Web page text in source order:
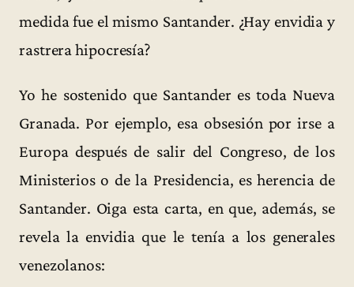
medida fue el mismo Santander. ¿Hay envidia y
rastrera hipocresía?
Yo he sostenido que Santander es toda Nueva
Granada. Por ejemplo, esa obsesión por irse a
Europa después de salir del Congreso, de los
Ministerios o de la Presidencia, es herencia de
Santander. Oiga esta carta, en que, además, se
revela la envidia que le tenía a los generales
venezolanos: